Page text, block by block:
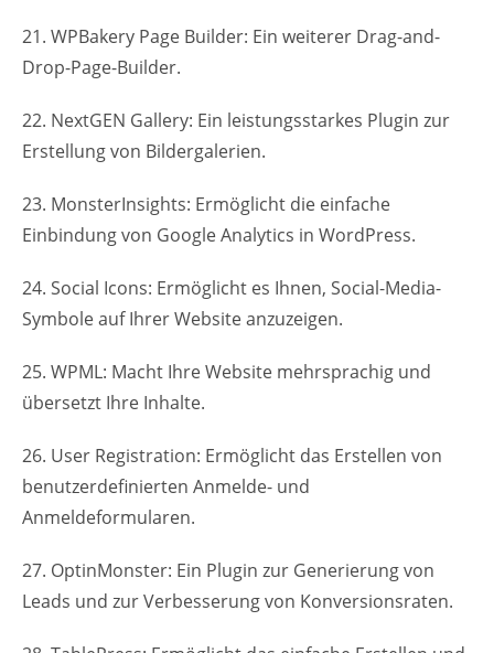
21. WPBakery Page Builder: Ein weiterer Drag-and-
Drop-Page-Builder.
22. NextGEN Gallery: Ein leistungsstarkes Plugin zur
Erstellung von Bildergalerien.
23. MonsterInsights: Ermöglicht die einfache
Einbindung von Google Analytics in WordPress.
24. Social Icons: Ermöglicht es Ihnen, Social-Media-
Symbole auf Ihrer Website anzuzeigen.
25. WPML: Macht Ihre Website mehrsprachig und
übersetzt Ihre Inhalte.
26. User Registration: Ermöglicht das Erstellen von
benutzerdefinierten Anmelde- und
Anmeldeformularen.
27. OptinMonster: Ein Plugin zur Generierung von
Leads und zur Verbesserung von Konversionsraten.